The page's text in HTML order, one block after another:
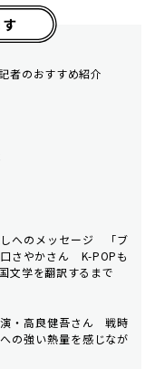
者のおすすめ紹介
へのメッセージ 「ブ
さやかさん K-POPも
文学を翻訳するまで
演・高良健吾さん 戦時
の強い熱量を感じなが